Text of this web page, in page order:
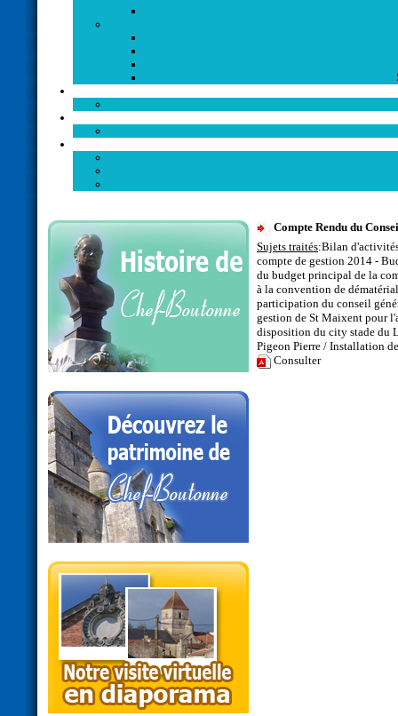
Compte Rendu du
Sujets traités:Bilan
compte de gestion 2014 -
du budget principal de la
à la convention de
participation du conseil
gestion de St Maixent pour
disposition du city stade du
Pigeon Pierre / Installation
Consulter